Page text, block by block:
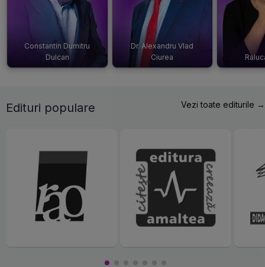
Constantin Dumitru
Dulcan
Dr. Alexandru Vlad
Ciurea
Edituri populare Vezi toate editurile →